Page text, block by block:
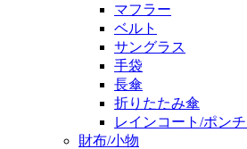
マフラー
ベルト
サングラス
手袋
長傘
折りたたみ傘
レインコート/ポンチ
財布/小物